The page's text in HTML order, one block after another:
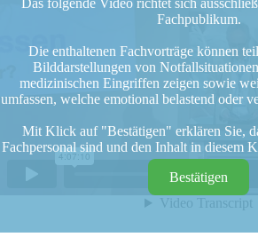
Das folgende Video richtet sich
Fachpublikum.
Die enthaltenen Fachvorträge können
Bilddarstellungen von
medizinischen Eingriffen zeigen sowie
umfassen, welche emotional belastend oder
Mit Klick auf "Bestätigen" erklären Sie,
Fachpersonal sind und den Inhalt in diesem
Bestätigen